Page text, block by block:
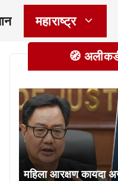
महाराष्ट्र
🧭
महिला आरक्षण कायदा